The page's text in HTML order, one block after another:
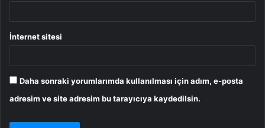
İnternet sitesi
Daha sonraki yorumlarımda kullanılması için adım, e-posta
adresim ve site adresim bu tarayıcıya kaydedilsin.